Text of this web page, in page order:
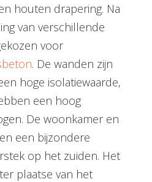
houten drapering. Na
van verschillende
voor
. De wanden zijn
hoge isolatiewaarde,
een hoog
De woonkamer en
een bijzondere
op het zuiden. Het
plaatse van het